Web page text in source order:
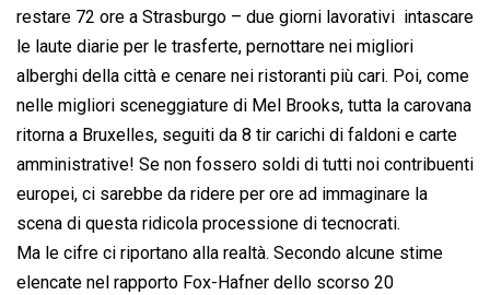
restare 72 ore a Strasburgo – due giorni lavorativi  intascare
le laute diarie per le trasferte, pernottare nei migliori
alberghi della città e cenare nei ristoranti più cari. Poi, come
nelle migliori sceneggiature di Mel Brooks, tutta la carovana
ritorna a Bruxelles, seguiti da 8 tir carichi di faldoni e carte
amministrative! Se non fossero soldi di tutti noi contribuenti
europei, ci sarebbe da ridere per ore ad immaginare la
scena di questa ridicola processione di tecnocrati.
Ma le cifre ci riportano alla realtà. Secondo alcune stime
elencate nel rapporto Fox-Hafner dello scorso 20